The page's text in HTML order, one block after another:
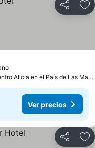
Compartir
a 0.8 km de: Centro Alicia en el País de Las Maravillas
Ver precios
Compartir